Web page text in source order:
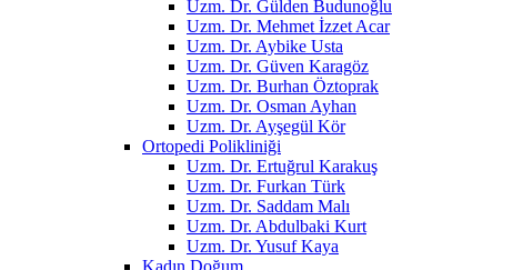
Uzm. Dr. Gülden Budunoğlu
Uzm. Dr. Mehmet İzzet Acar
Uzm. Dr. Aybike Usta
Uzm. Dr. Güven Karagöz
Uzm. Dr. Burhan Öztoprak
Uzm. Dr. Osman Ayhan
Uzm. Dr. Ayşegül Kör
Ortopedi Polikliniği
Uzm. Dr. Ertuğrul Karakuş
Uzm. Dr. Furkan Türk
Uzm. Dr. Saddam Malı
Uzm. Dr. Abdulbaki Kurt
Uzm. Dr. Yusuf Kaya
Kadın Doğum